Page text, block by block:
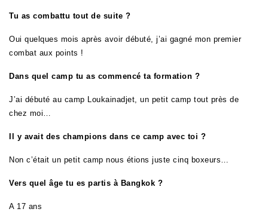
Tu as combattu tout de suite ?
Oui quelques mois après avoir débuté, j’ai gagné mon premier
combat aux points !
Dans quel camp tu as commencé ta formation ?
J’ai débuté au camp Loukainadjet, un petit camp tout près de
chez moi…
Il y avait des champions dans ce camp avec toi ?
Non c’était un petit camp nous étions juste cinq boxeurs…
Vers quel âge tu es partis à Bangkok ?
A 17 ans